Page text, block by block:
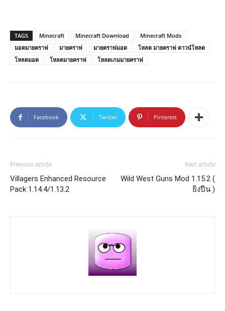
TAGS Minecraft Minecraft Download
Minecraft Mods
มอดมายคราฟ
มายคราฟ มายคราฟมอด
โหลด มายคราฟ ดาวน์โหลด
โหลดมอด
โหลดมายคราฟ โหลดเกมมายคราฟ
Facebook Twitter Pinterest
Previous article
Villagers Enhanced Resource
Pack 1.14.4/1.13.2
Next article
Wild West Guns Mod 1.15.2 (
ยิงปืน )